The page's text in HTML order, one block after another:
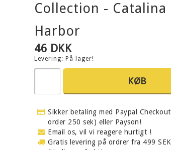
Collection - Catalina
Harbor
46 DKK
Levering: På lager!
KØB
Sikker betaling med Paypal
order 250 sek) eller Payson!
Email os, vil vi reagere hurtigt !
Gratis levering på ordrer fra 499